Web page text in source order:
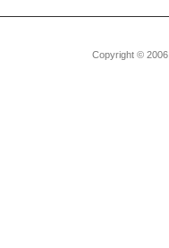
Copyright © 2006,